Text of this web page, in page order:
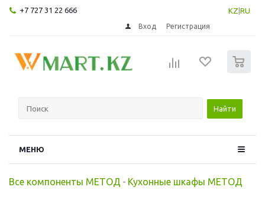
+7 727 31 22 666 KZ RU
Вход Регистрация
Найти
МЕНЮ
Все компоненты МЕТОД - Кухонные шкафы МЕТОД